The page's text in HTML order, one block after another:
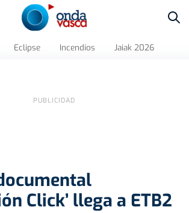
Eclipse Incendios Jaiak 2026
Click’ llega a ETB2